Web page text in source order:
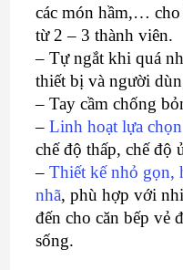
các món hầm,…
từ 2 – 3 thành viên.
– Tự ngắt khi quá
thiết bị và người
– Tay cầm chống
–Linh hoạt lựa
chế độ thấp, chế độ
–Thiết kế nhỏ gọn,
nhã, phù hợp với
đến cho căn bếp vẻ
sống.